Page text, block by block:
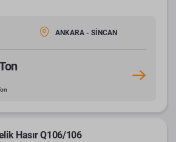
ANKARA - SİNCAN
Hasır Q106/106